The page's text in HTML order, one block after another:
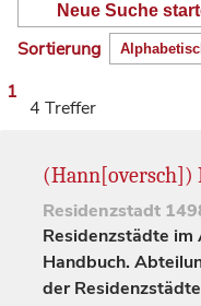
Neue Suche
Sortierung
1
4 Treffer
(Hann[oversch])
Residenzstadt
Residenzstädte
Handbuch.
der